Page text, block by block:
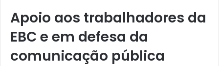
Apoio aos trabalhadores da
EBC e em defesa da
comunicação pública